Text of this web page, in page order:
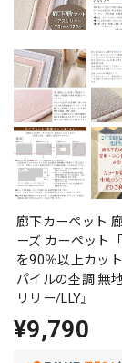
廊下カーペット
ーズ カーペット
を90％以上カッ
パイルの杢調 無
リリー/LLY』
¥9,790